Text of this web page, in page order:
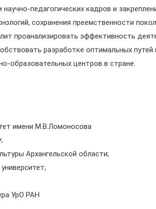
педагогических кадров и
сохранения преемственности
проанализировать эффективность
разработке оптимальных
образовательных центров в стране.
имени М.В.Ломоносова
Архангельской области;
УрО РАН